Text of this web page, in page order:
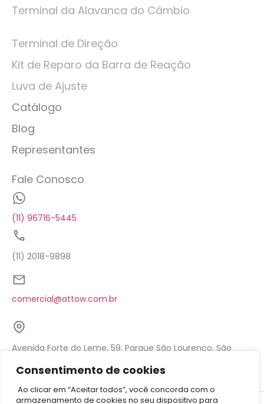
Consentimento de cookies
Ao clicar em “Aceitar todos”, você concorda com o
armazenamento de cookies no seu dispositivo para
Terminal da Alavanca do Câmbio
Terminal de Direção
Kit de Reparo da Barra de Reação
Luva de Ajuste
Catálogo
Blog
Representantes
Fale Conosco
(11) 96716-5445
(11) 2018-9898
comercial@attow.com.br
Avenida Forte do Leme, 59, Parque São Lourenço, São